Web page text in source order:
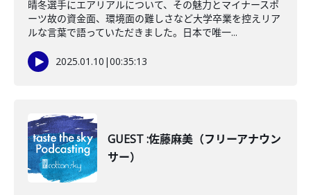
晴冬選手にエアリアルについて、その魅力とマイナースポ
ーツ故の資金面、環境面の難しさなど大学卒業を控えリア
ルな言葉で語っていただきました。日本で唯一...
2025.01.10 |00:35:13
GUEST :佐藤麻美（フリーアナウン
サー）